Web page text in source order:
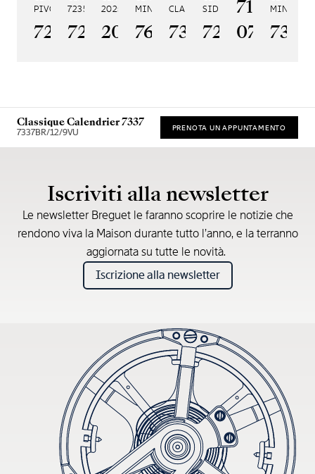
PIVOT MAGNÉTIQUE 7225
7225BH/0H/9V6
7235
7235BH/0H/9V6
2025
2025BH/28/9W6
MINUTES 7637
7637BB/2Y/9ZU
CLASSIQUE TOURBILLON 7357
7357BH/1H/386
SIDÉRAL 7255
7255PT/2N/
07
Classique Calendrier 7337
7337BR/12/9VU PRENOTA UN APPUNTAMENTO
Iscriviti alla newsletter
Le newsletter Breguet le faranno scoprire le notizie che
rendono viva la Maison durante tutto l’anno, e la terranno
aggiornata su tutte le novità.
Iscrizione alla newsletter